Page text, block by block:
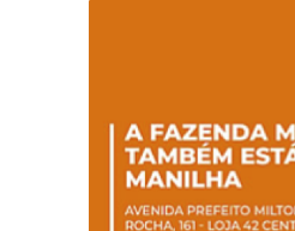
Magalhães Seabra